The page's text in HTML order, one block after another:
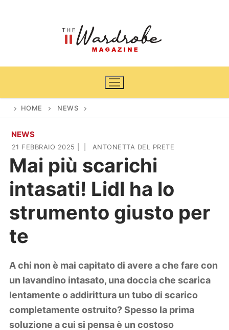
Home
News
Cinema e TV
Casa & Giardino
Arredamento
DIY
Lifestyle
Viaggi
HOME NEWS
NEWS
21 FEBBRAIO 2025 ANTONETTA DEL PRETE
Mai più scarichi
intasati! Lidl ha lo
strumento giusto per
te
A chi non è mai capitato di avere a che fare con
un lavandino intasato, una doccia che scarica
lentamente o addirittura un tubo di scarico
completamente ostruito? Spesso la prima
soluzione a cui si pensa è un costoso